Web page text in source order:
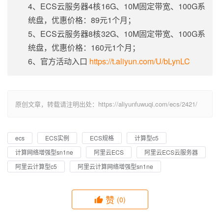
4、ECS云服务器4核16G、10M固定带宽、100G系
统盘，优惠价格：89元1个月；
5、ECS云服务器8核32G、10M固定带宽、100G系
统盘，优惠价格：160元1个月；
6、官方活动入口 https://t.aliyun.com/U/bLynLC
原创文章，转载请注明出处：https://aliyunfuwuqi.com/ecs/2421/
ecs ECS实例 ECS规格
计算型c5
计算网络增强型sn1ne
阿里云ECS
阿里云ECS云服务器
阿里云计算型c5
阿里云计算网络增强型sn1ne
赞 (0)